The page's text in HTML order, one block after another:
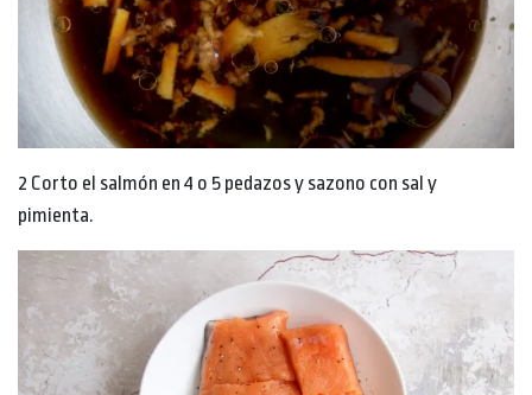
2 Corto el salmón en 4 o 5 pedazos y sazono con sal y
pimienta.